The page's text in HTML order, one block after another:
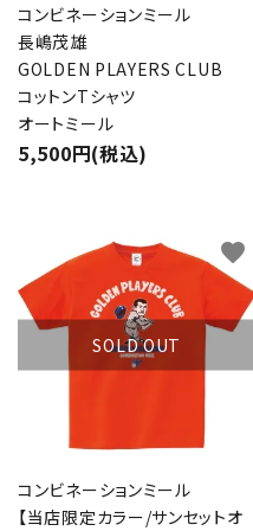
コンビネーションミール
長嶋茂雄
GOLDEN PLAYERS CLUB
コットンTシャツ
オートミール
5,500円(税込)
SOLD OUT
コンビネーションミール
【当店限定カラー/サンセットオ
favorite